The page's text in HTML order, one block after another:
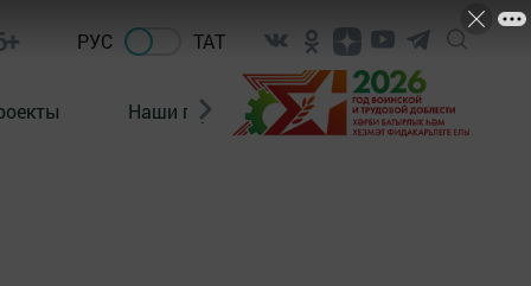
РУС ТАТ
Наши герои Нормативно-правовые